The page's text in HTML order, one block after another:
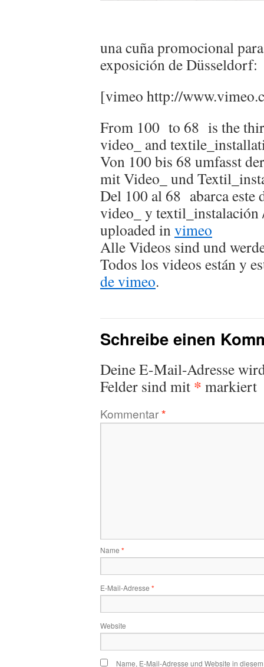
una cuña promocional
exposición de Düsseldorf:
[vimeo http://
From 100 to 68 is the
video_ and
Von 100 bis 68 umfasst
mit Video_ und
Del 100 al 68 abarca este
video_ y
uploaded in vimeo
Alle Videos sind und
Todos los videos están y
de vimeo.
Schreibe einen
Deine E-Mail-Adresse
Felder sind mit * markiert
Kommentar*
Name *
E-Mail-Adresse *
Website
Name, E-Mail-Adresse und Website in